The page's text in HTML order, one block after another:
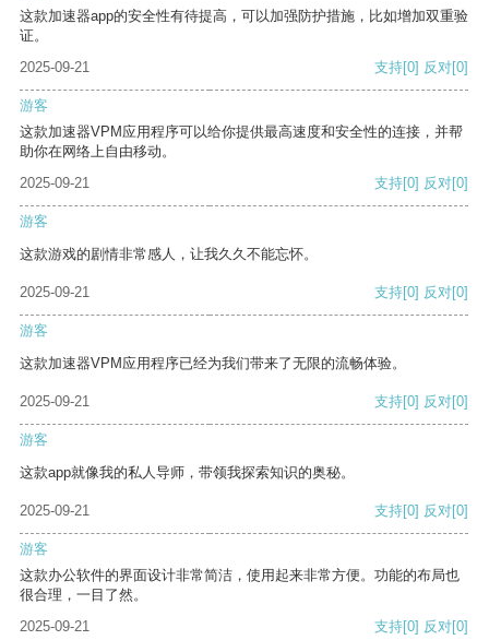
这款加速器app的安全性有待提高，可以加强防护措施，比如增加双重验
证。
2025-09-21
支持[0] 反对[0]
游客
这款加速器VPM应用程序可以给你提供最高速度和安全性的连接，并帮
助你在网络上自由移动。
2025-09-21
支持[0] 反对[0]
游客
这款游戏的剧情非常感人，让我久久不能忘怀。
2025-09-21 支持[0] 反对[0]
游客
这款加速器VPM应用程序已经为我们带来了无限的流畅体验。
2025-09-21 支持[0] 反对[0]
游客
这款app就像我的私人导师，带领我探索知识的奥秘。
2025-09-21 支持[0] 反对[0]
游客
这款办公软件的界面设计非常简洁，使用起来非常方便。功能的布局也
很合理，一目了然。
2025-09-21
支持[0] 反对[0]